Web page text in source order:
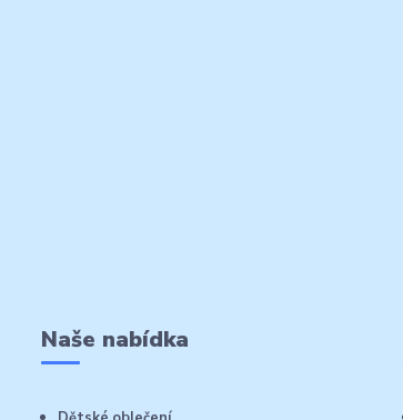
Naše nabídka